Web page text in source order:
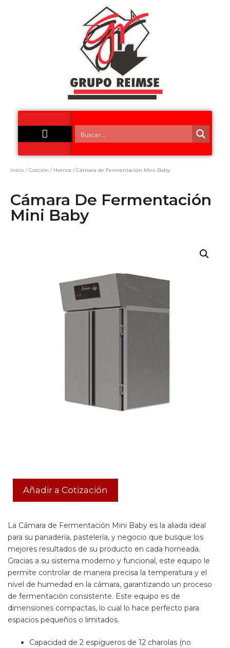
Inicio /Cocción / Hornos / Cámara de Fermentación Mini Baby
Cámara De Fermentación
Mini Baby
Añadir a Cotización
La Cámara de Fermentación Mini Baby es la aliada ideal
para su panadería, pastelería, y negocio que busque los
mejores resultados de su producto en cada horneada.
Gracias a su sistema moderno y funcional, este equipo le
permite controlar de manera precisa la temperatura y el
nivel de humedad en la cámara, garantizando un proceso
de fermentación consistente. Este equipo es de
dimensiones compactas, lo cual lo hace perfecto para
espacios pequeños o limitados.
Capacidad de 2 espigueros de 12 charolas (no